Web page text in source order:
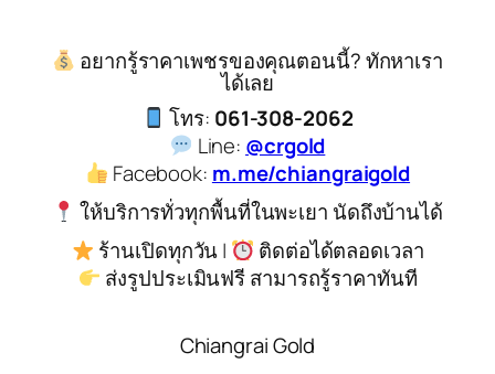
อยากรู้ราคาเพชรของคุณตอนนี้? ทักหาเรา
ได้เลย
โทร: 061-308-2062
Line: @crgold
Facebook: m.me/chiangraigold
ให้บริการทั่วทุกพื้นที่ในพะเยา นัดถึงบ้านได้
ร้านเปิดทุกวัน |
ติดต่อได้ตลอดเวลา
ส่งรูปประเมินฟรี สามารถรู้ราคาทันที
Chiangrai Gold